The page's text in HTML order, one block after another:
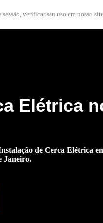
verificar seu uso em nosso
Elétrica
de Cerca Elétrica
Janeiro.